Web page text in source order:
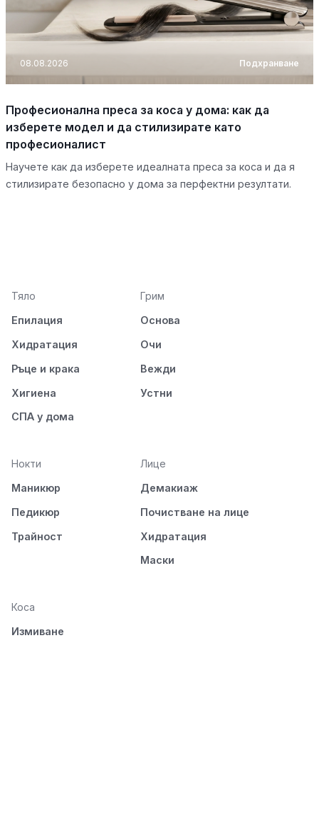
08.08.2026 Подхранване
Професионална преса за коса у дома: как да
изберете модел и да стилизирате като
професионалист
Научете как да изберете идеалната преса за коса и да я
стилизирате безопасно у дома за перфектни резултати.
Тяло
Епилация
Хидратация
Ръце и крака
Хигиена
СПА у дома
Грим
Основа
Очи
Вежди
Устни
Нокти
Маникюр
Педикюр
Трайност
Лице
Демакиаж
Почистване на лице
Хидратация
Маски
Коса
Измиване